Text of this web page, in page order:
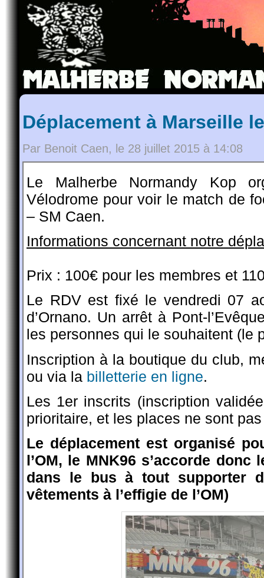
Déplacement à Marseille
Par Benoit Caen, le 28 juillet 2015 à 14:08
Le Malherbe Normandy Kop
Vélodrome pour voir le match de
– SM Caen.
Informations concernant notre
Prix : 100€ pour les membres et
Le RDV est fixé le vendredi 07
d’Ornano. Un arrêt à Pont-
les personnes qui le souhaitent (le
Inscription à la boutique du club,
ou via la billetterie en ligne.
Les 1er inscrits (inscription
prioritaire, et les places ne sont
Le déplacement est organisé
l’OM, le MNK96 s’accorde
dans le bus à tout supporter
vêtements à l’effigie de l’OM)